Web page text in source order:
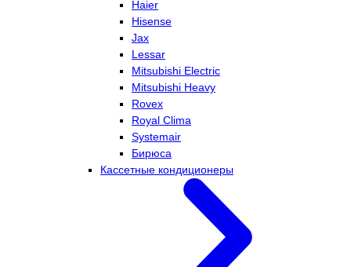
Haier
Hisense
Jax
Lessar
Mitsubishi Electric
Mitsubishi Heavy
Rovex
Royal Clima
Systemair
Бирюса
Кассетные кондиционеры